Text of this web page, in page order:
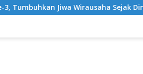
Jiwa Wirausaha Sejak Dini